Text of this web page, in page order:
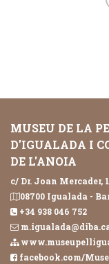
MUSEU DE LA
D'IGUALADA I
DE L'ANOIA
c/ Dr. Joan Mercader, 1
08700 Igualada -
+34 938 046 752
facebook.com/